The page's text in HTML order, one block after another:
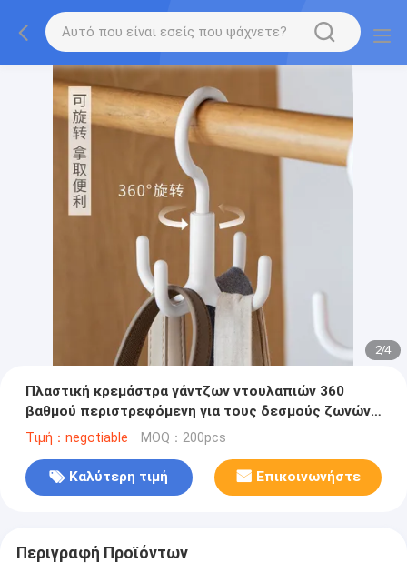
2/4
Πλαστική κρεμάστρα γάντζων ντουλαπιών 360
βαθμού περιστρεφόμενη για τους δεσμούς ζωνών
μαντίλι
Τιμή：negotiable MOQ：200pcs
Καλύτερη τιμή Επικοινωνήστε
Περιγραφή Προϊόντων